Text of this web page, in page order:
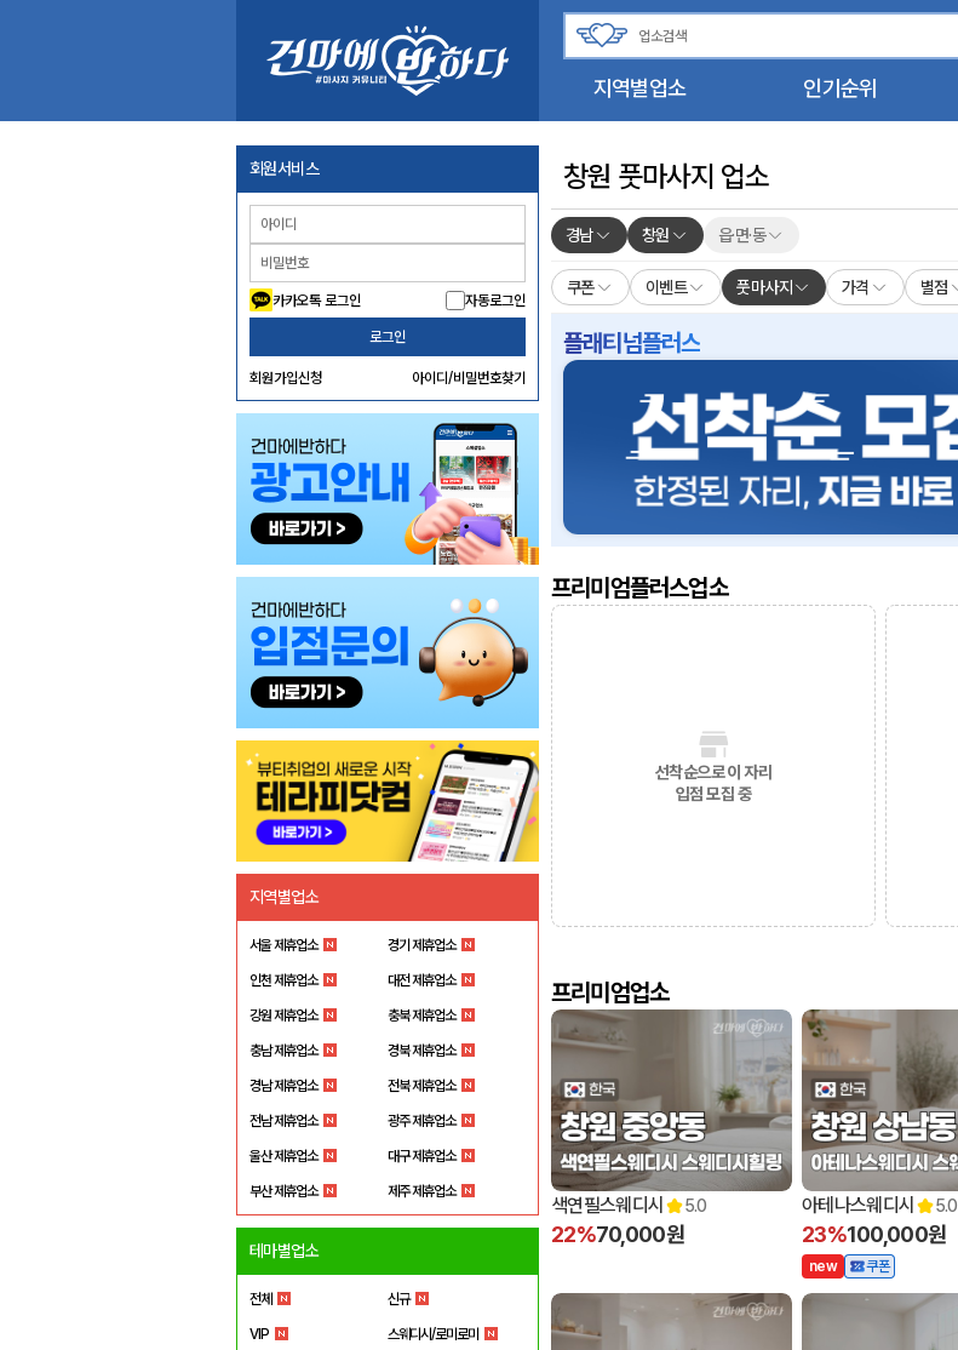
지역별업소 인기순위
회원서비스
카카오톡 로그인 자동로그인
로그인
회원가입신청 아이디/비밀번호찾기
지역별업소
서울 제휴업소 경기 제휴업소
인천 제휴업소 대전 제휴업소
강원 제휴업소 충북 제휴업소
충남 제휴업소 경북 제휴업소
경남 제휴업소 전북 제휴업소
전남 제휴업소 광주 제휴업소
울산 제휴업소 대구 제휴업소
부산 제휴업소 제주 제휴업소
테마별업소
전체 신규
VIP 스웨디시/로미로미
창원 풋마사지 업소
경남 창원 읍·면·동
쿠폰 이벤트 풋마사지 가격 별점
플래티넘플러스
프리미엄플러스업소
선착순으로 이 자리
입점 모집 중
프리미엄업소
색연필스웨디시 5.0
22%70,000원
11:00 오픈
아테나스웨디시 5.0
23%100,000원
new 쿠폰